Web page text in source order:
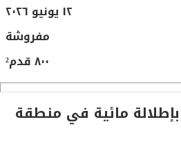
١٢ يونيو ٢٠٢٦
مفروشة
٨٠٠ قدم²
مائية في منطقة